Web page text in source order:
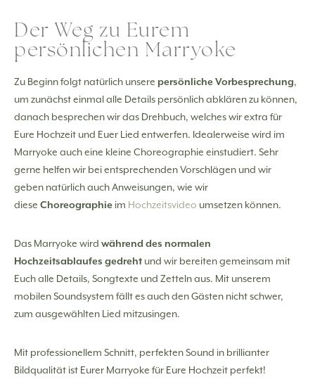
Der Weg zu Eurem
persönlichen Marryoke
Zu Beginn folgt natürlich unsere persönliche Vorbesprechung,
um zunächst einmal alle Details persönlich abklären zu können,
danach besprechen wir das Drehbuch, welches wir extra für
Eure Hochzeit und Euer Lied entwerfen. Idealerweise wird im
Marryoke auch eine kleine Choreographie einstudiert. Sehr
gerne helfen wir bei entsprechenden Vorschlägen und wir
geben natürlich auch Anweisungen, wie wir
diese Choreographie im Hochzeitsvideo umsetzen können.
Das Marryoke wird während des normalen
Hochzeitsablaufes gedreht und wir bereiten gemeinsam mit
Euch alle Details, Songtexte und Zetteln aus. Mit unserem
mobilen Soundsystem fällt es auch den Gästen nicht schwer,
zum ausgewählten Lied mitzusingen.
Mit professionellem Schnitt, perfekten Sound in brillianter
Bildqualität ist Eurer Marryoke für Eure Hochzeit perfekt!